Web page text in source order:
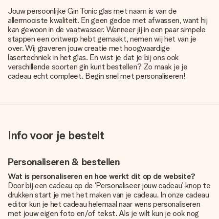
Jouw persoonlijke Gin Tonic glas met naam is van de
allermooiste kwaliteit. En geen gedoe met afwassen, want hij
kan gewoon in de vaatwasser. Wanneer jij in een paar simpele
stappen een ontwerp hebt gemaakt, nemen wij het van je
over. Wij graveren jouw creatie met hoogwaardige
lasertechniek in het glas. En wist je dat je bij ons ook
verschillende soorten gin kunt bestellen? Zo maak je je
cadeau echt compleet. Begin snel met personaliseren!
Info voor je bestelt
Personaliseren & bestellen
Wat is personaliseren en hoe werkt dit op de website?
Door bij een cadeau op de ‘Personaliseer jouw cadeau’ knop te
drukken start je met het maken van je cadeau. In onze cadeau
editor kun je het cadeau helemaal naar wens personaliseren
met jouw eigen foto en/of tekst. Als je wilt kun je ook nog